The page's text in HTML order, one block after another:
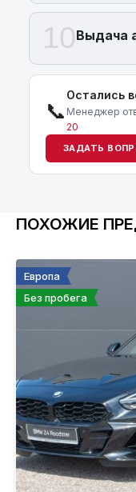
10Выдача
📞
Остались
Менеджер
20
ЗАДАТЬ
ПОХОЖИЕ
Европа
Без пробега